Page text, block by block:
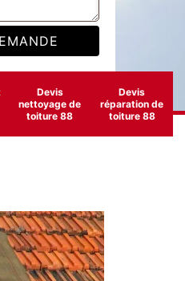
Devis
nettoyage de
toiture 88
Devis
réparation de
toiture 88